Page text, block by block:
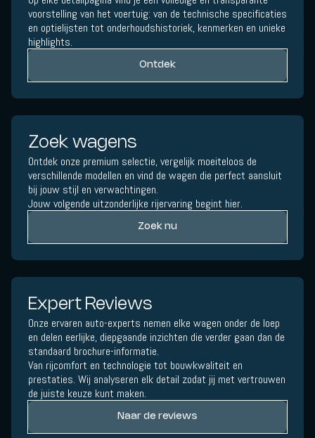
voorstelling van het voertuig: van de technische specificaties
en optielijsten tot onderhoudshistoriek, kenmerken en unieke
highlights.
Ontdek
Zoek wagens
Ontdek onze premium selectie, vergelijk moeiteloos de
verschillende modellen en vind de wagen die perfect aansluit
bij jouw stijl en verwachtingen.
Jouw volgende uitzonderlijke rijervaring begint hier.
Zoek nu
Expert Reviews
Onze ervaren auto-experts nemen elke wagen onder de loep
en delen eerlijke, diepgaande inzichten die verder gaan dan de
standaard brochure-informatie.
Van rijcomfort en technologie tot bouwkwaliteit en
prestaties. Wij analyseren elk detail zodat jij met vertrouwen
de juiste keuze kunt maken.
Naar de reviews